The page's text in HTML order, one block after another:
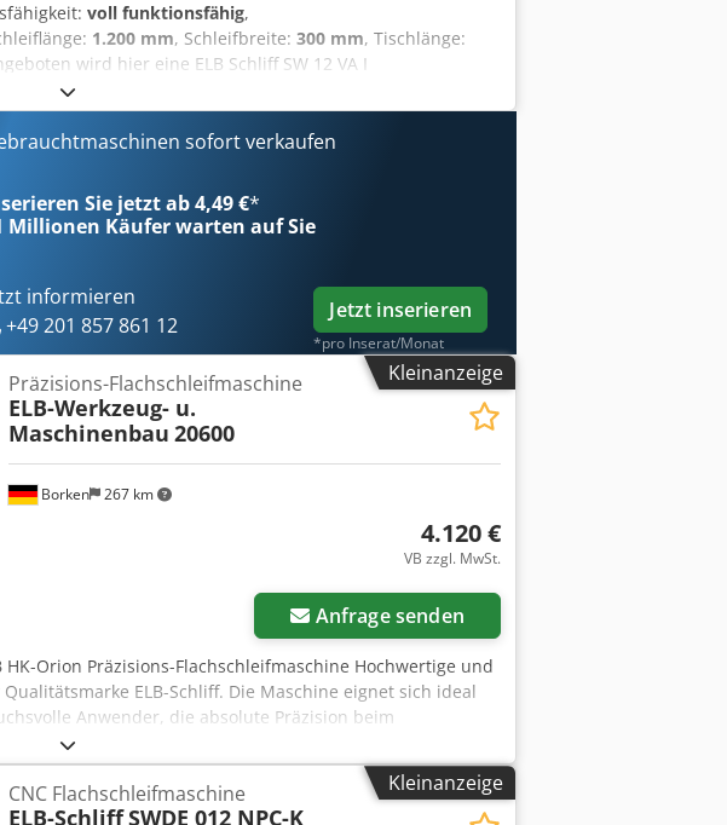
voll funktionsfähig,
1.200 mm, Schleifbreite: 300 mm, Tischlänge:
wird hier eine ELB Schliff SW 12 VA I
ist in einem guten Zustand und voll funktionsfähig.
Tisch. Technische Daten: Magnetspannplatte:
x 250 mm max. Arbeitshöhe bei neuer Schleifscheibe:
400 mm Schleifscheibendurchmesser: 300 mm
1420 U/min Drehzahl Querschubmotor: 930
nahe Solingen. Besichtigungstermine unter Strom
werden.
sofort verkaufen
Sie jetzt ab 4,49 €*
Millionen Käufer warten auf Sie
informieren
+49 201 857 861 12
Jetzt inserieren
*pro Inserat/Monat
Kleinanzeige
Borken 267 km
Präzisions-Flachschleifmaschine
ELB-Werkzeug- u.
Maschinenbau 20600
4.120 €
VB zzgl. MwSt.
Anfrage senden
HK-Orion Präzisions-Flachschleifmaschine Hochwertige und
ELB-Schliff. Die Maschine eignet sich ideal
Anwender, die absolute Präzision beim
Elektromagnetische Spannplatte: Voll funktionsfähig
über das Bedienpult. Kühlmitteleinrichtung:
Kühlmittelpumpe und Rücklaufschacht.
für die Steuerung der Achsbewegungen
Kleinanzeige
CNC Flachschleifmaschine
ELB-SchliffSWDE 012 NPC-K